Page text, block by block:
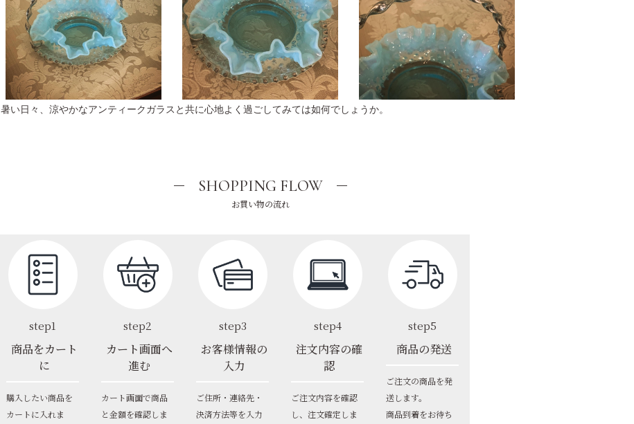
暑い日々、涼やかなアンティークガラスと共に心地よく過ごしてみては如何でしょうか。
SHOPPING FLOW
お買い物の流れ
step1
商品をカート
に
購入したい商品を
カートに入れま
step2
カート画面へ
進む
カート画面で商品
と金額を確認しま
step3
お客様情報の
入力
ご住所・連絡先・
決済方法等を入力
step4
注文内容の確
認
ご注文内容を確認
し、注文確定しま
step5
商品の発送
ご注文の商品を発
送します。
商品到着をお待ち